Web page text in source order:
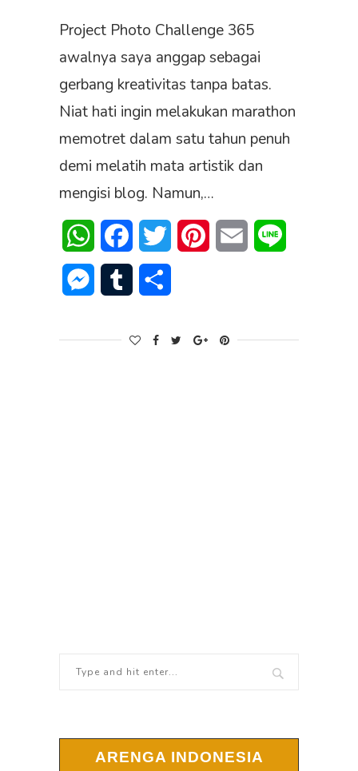
Project Photo Challenge 365
awalnya saya anggap sebagai
gerbang kreativitas tanpa batas.
Niat hati ingin melakukan marathon
memotret dalam satu tahun penuh
demi melatih mata artistik dan
mengisi blog. Namun,…
WhatsAppFacebookTwitter PinterestEmail
Messenger
Tumblr
ARENGA INDONESIA